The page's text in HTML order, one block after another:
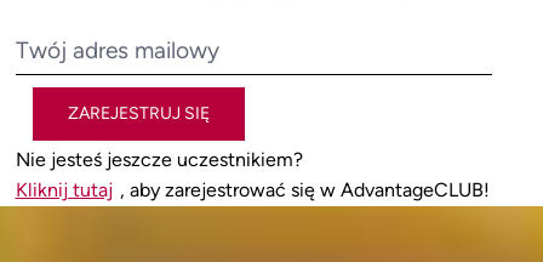
ZAREJESTRUJ SIĘ
Nie jesteś jeszcze uczestnikiem?
Kliknij tutaj , aby zarejestrować się w AdvantageCLUB!